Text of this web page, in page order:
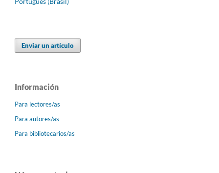
Enviar un artículo
Información
Para lectores/as
Para autores/as
Para bibliotecarios/as